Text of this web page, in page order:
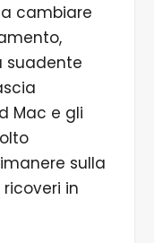
cambiare
suadente
Mac e gli
sulla
in